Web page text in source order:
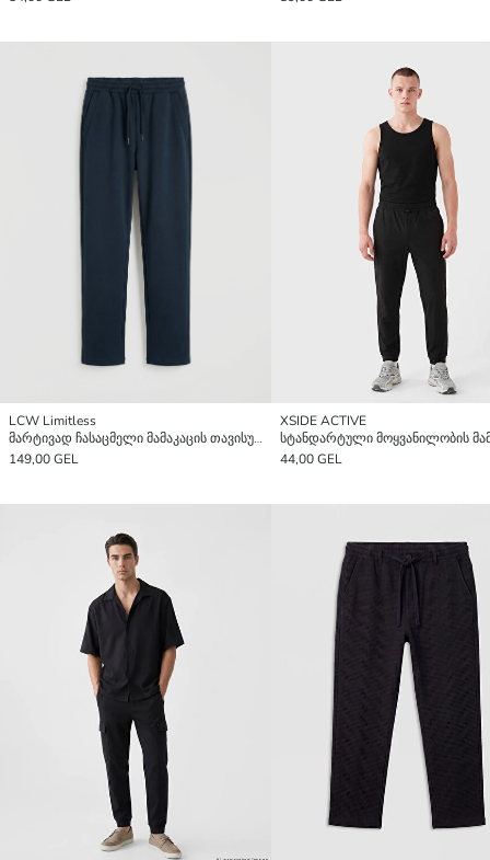
LCW Limitless
მარტივად ჩასაცმელი მამაკაცის თავისუფალი სპორტული შარვალი ღილაკიანი სამაგრებით კიდეებზე
149,00 GEL
XSIDE ACTIVE
44,00 GEL